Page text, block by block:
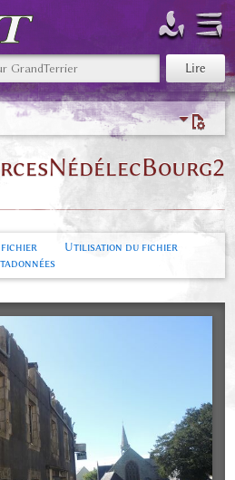
fichier
Utilisation du fichier